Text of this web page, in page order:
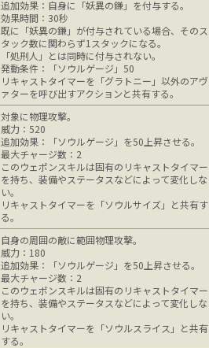
追加効果：自身に「妖異の鎌」を付与する。
効果時間：30秒
既に「妖異の鎌」が付与されている場合、そのス
タック数に関わらず1スタックになる。
「処刑人」とは同時に付与されない。
発動条件：「ソウルゲージ」50
リキャストタイマーを「グラトニー」以外のアヴ
ァターを呼び出すアクションと共有する。
対象に物理攻撃。
威力：520
追加効果：「ソウルゲージ」を50上昇させる。
最大チャージ数：2
このウェポンスキルは固有のリキャストタイマー
を持ち、装備やステータスなどによって変化しな
い。
リキャストタイマーを「ソウルサイズ」と共有す
る。
自身の周囲の敵に範囲物理攻撃。
威力：180
追加効果：「ソウルゲージ」を50上昇させる。
最大チャージ数：2
このウェポンスキルは固有のリキャストタイマー
を持ち、装備やステータスなどによって変化しな
い。
リキャストタイマーを「ソウルスライス」と共有
する。